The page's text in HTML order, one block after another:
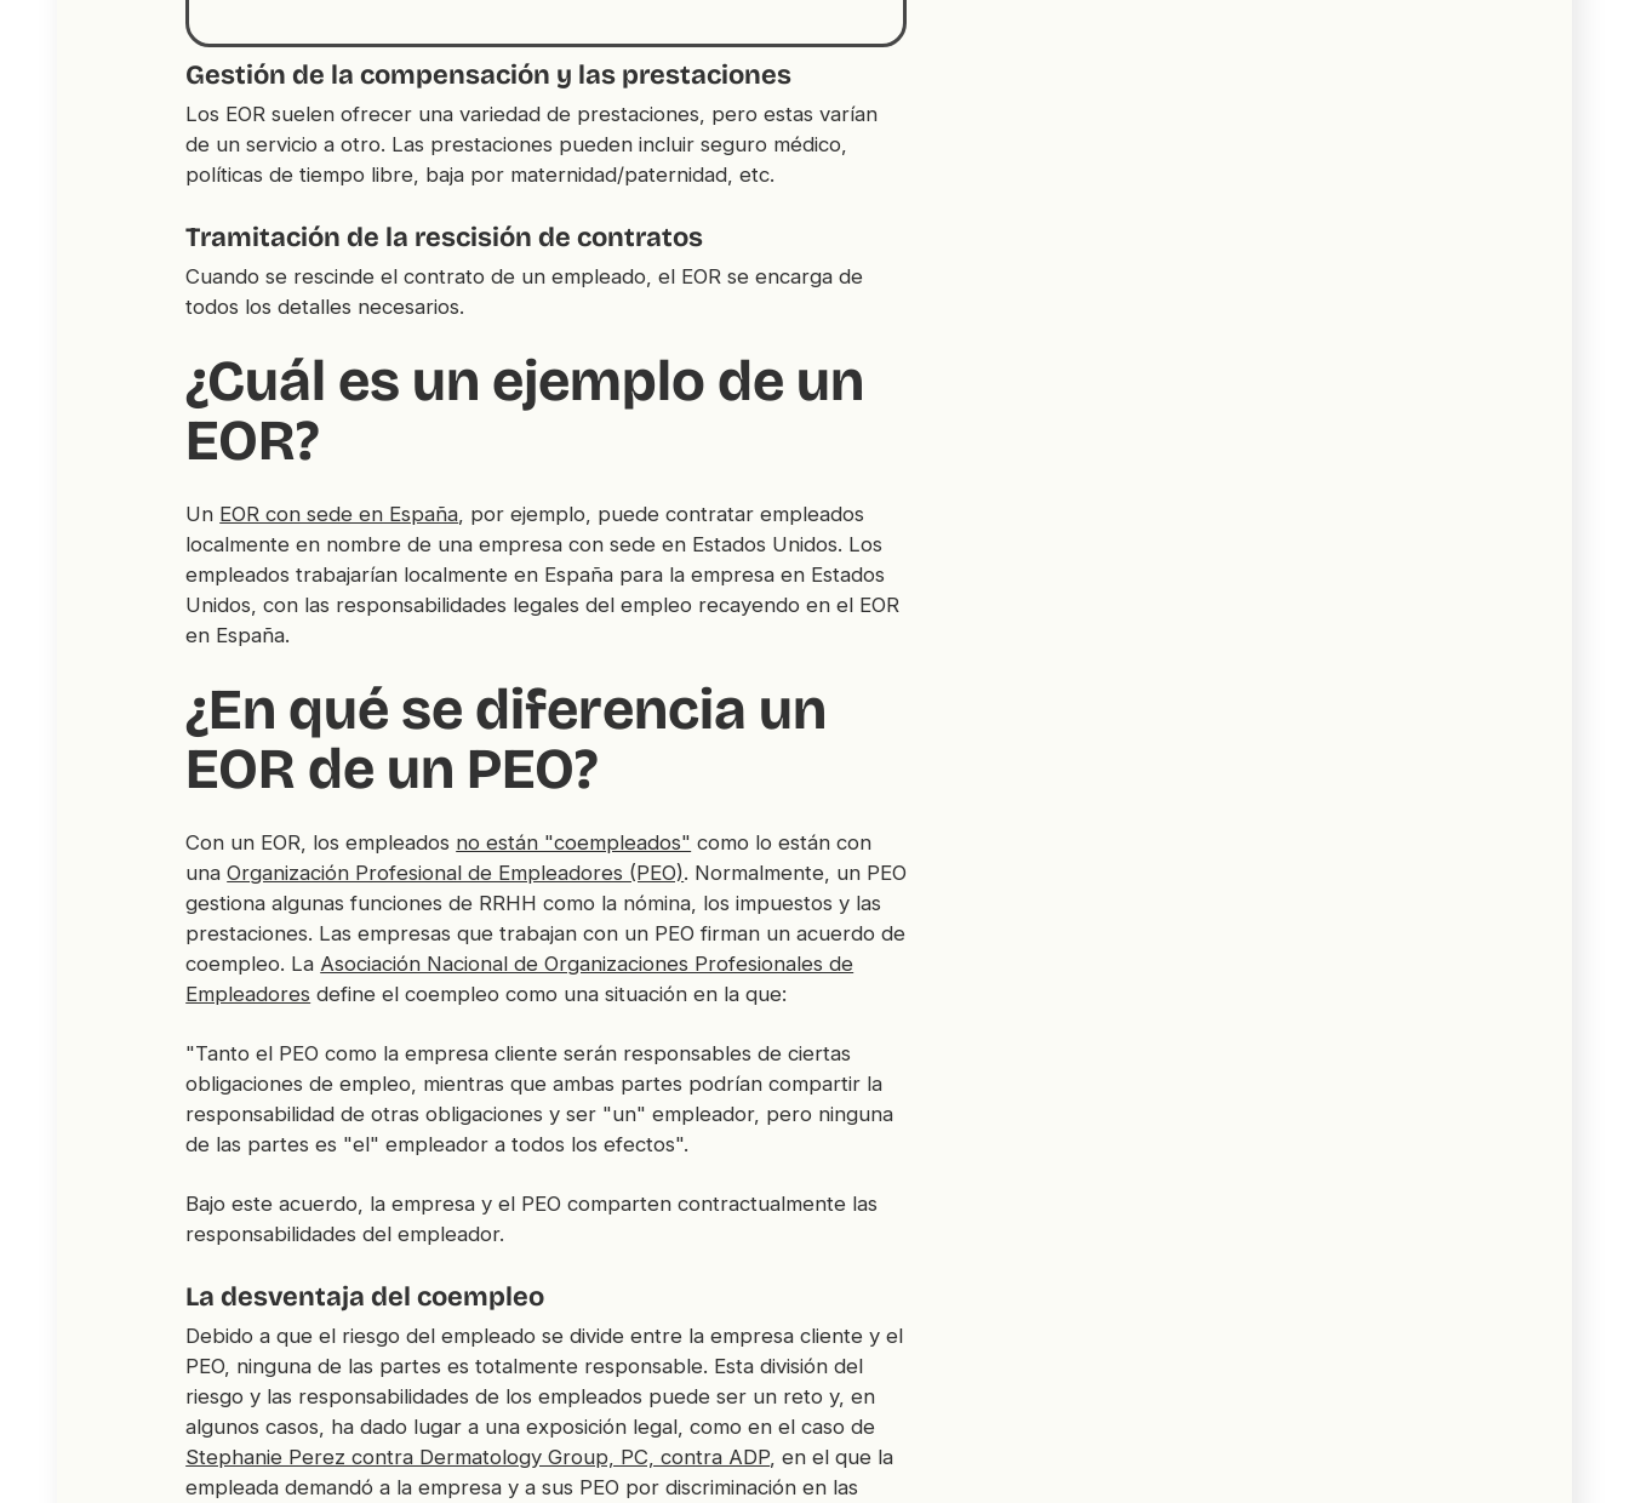
Gestión de la compensación y las prestaciones
Los EOR suelen ofrecer una variedad de prestaciones, pero estas varían
de un servicio a otro. Las prestaciones pueden incluir seguro médico,
políticas de tiempo libre, baja por maternidad/paternidad, etc.
Tramitación de la rescisión de contratos
Cuando se rescinde el contrato de un empleado, el EOR se encarga de
todos los detalles necesarios.
¿Cuál es un ejemplo de un
EOR?
Un EOR con sede en España , por ejemplo, puede contratar empleados
localmente en nombre de una empresa con sede en Estados Unidos. Los
empleados trabajarían localmente en España para la empresa en Estados
Unidos, con las responsabilidades legales del empleo recayendo en el EOR
en España.
¿En qué se diferencia un
EOR de un PEO?
Con un EOR, los empleados no están "coempleados" como lo están con
unaOrganización Profesional de Empleadores (PEO). Normalmente, un PEO
gestiona algunas funciones de RRHH como la nómina, los impuestos y las
prestaciones. Las empresas que trabajan con un PEO firman un acuerdo de
coempleo. La Asociación Nacional de Organizaciones Profesionales de
Empleadores define el coempleo como una situación en la que:
"Tanto el PEO como la empresa cliente serán responsables de ciertas
obligaciones de empleo, mientras que ambas partes podrían compartir la
responsabilidad de otras obligaciones y ser "un" empleador, pero ninguna
de las partes es "el" empleador a todos los efectos".
Bajo este acuerdo, la empresa y el PEO comparten contractualmente las
responsabilidades del empleador.
La desventaja del coempleo
Debido a que el riesgo del empleado se divide entre la empresa cliente y el
PEO, ninguna de las partes es totalmente responsable. Esta división del
riesgo y las responsabilidades de los empleados puede ser un reto y, en
algunos casos, ha dado lugar a una exposición legal, como en el caso de
Stephanie Perez contra Dermatology Group, PC, contra ADP , en el que la
empleada demandó a la empresa y a sus PEO por discriminación en las